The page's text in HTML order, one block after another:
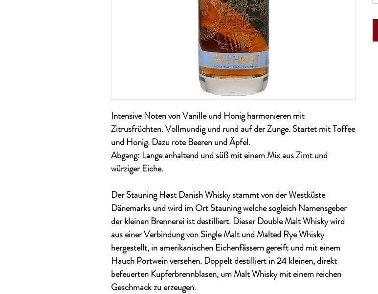
Intensive Noten von Vanille und Honig harmonieren mit
Zitrusfrüchten. Vollmundig und rund auf der Zunge. Startet mit Toffee
und Honig. Dazu rote Beeren und Äpfel.
Abgang: Lange anhaltend und süß mit einem Mix aus Zimt und
würziger Eiche.
Der Stauning Høst Danish Whisky stammt von der Westküste
Dänemarks und wird im Ort Stauning welche sogleich Namensgeber
der kleinen Brennerei ist destilliert. Dieser Double Malt Whisky wird
aus einer Verbindung von Single Malt und Malted Rye Whisky
hergestellt, in amerikanischen Eichenfässern gereift und mit einem
Hauch Portwein versehen. Doppelt destilliert in 24 kleinen, direkt
befeuerten Kupferbrennblasen, um Malt Whisky mit einem reichen
Geschmack zu erzeugen.